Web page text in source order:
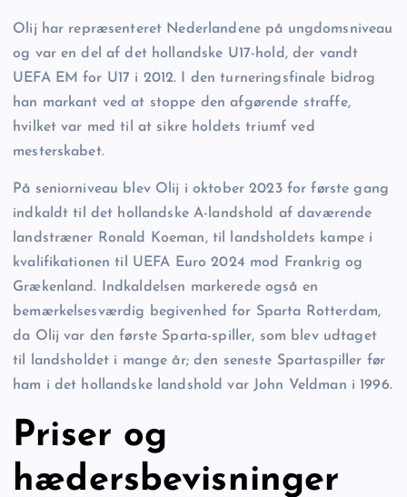
Olij har repræsenteret Nederlandene på ungdomsniveau
og var en del af det hollandske U17-hold, der vandt
UEFA EM for U17 i 2012. I den turneringsfinale bidrog
han markant ved at stoppe den afgørende straffe,
hvilket var med til at sikre holdets triumf ved
mesterskabet.
På seniorniveau blev Olij i oktober 2023 for første gang
indkaldt til det hollandske A-landshold af daværende
landstræner Ronald Koeman, til landsholdets kampe i
kvalifikationen til UEFA Euro 2024 mod Frankrig og
Grækenland. Indkaldelsen markerede også en
bemærkelsesværdig begivenhed for Sparta Rotterdam,
da Olij var den første Sparta-spiller, som blev udtaget
til landsholdet i mange år; den seneste Spartaspiller før
ham i det hollandske landshold var John Veldman i 1996.
Priser og
hædersbevisninger